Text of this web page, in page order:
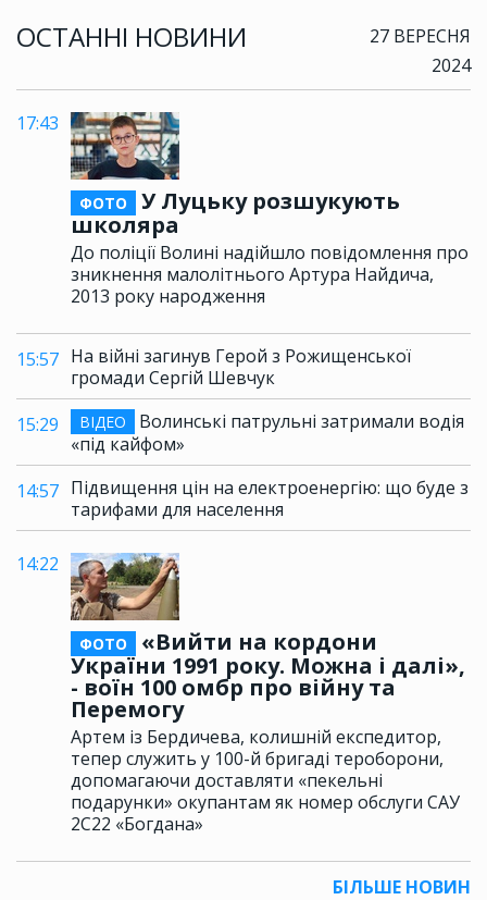
ОСТАННІ НОВИНИ
27 ВЕРЕСНЯ
2024
17:43
ФОТО
У Луцьку розшукують
школяра
До поліції Волині надійшло повідомлення про
зникнення малолітнього Артура Найдича,
2013 року народження
15:57 На війні загинув Герой з Рожищенської
громади Сергій Шевчук
15:29
ВІДЕО
Волинські патрульні затримали водія
«під кайфом»
14:57 Підвищення цін на електроенергію: що буде з
тарифами для населення
14:22
ФОТО
«Вийти на кордони
України 1991 року. Можна і далі»,
- воїн 100 омбр про війну та
Перемогу
Артем із Бердичева, колишній експедитор,
тепер служить у 100-й бригаді тероборони,
допомагаючи доставляти «пекельні
подарунки» окупантам як номер обслуги САУ
2С22 «Богдана»
БІЛЬШЕ НОВИН